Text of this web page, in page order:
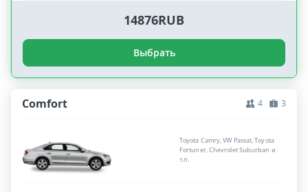
14876RUB
Выбрать
Comfort 4 3
Toyota Camry, VW Passat, Toyota
Fortuner, Chevrolet Suburban и
т.п.